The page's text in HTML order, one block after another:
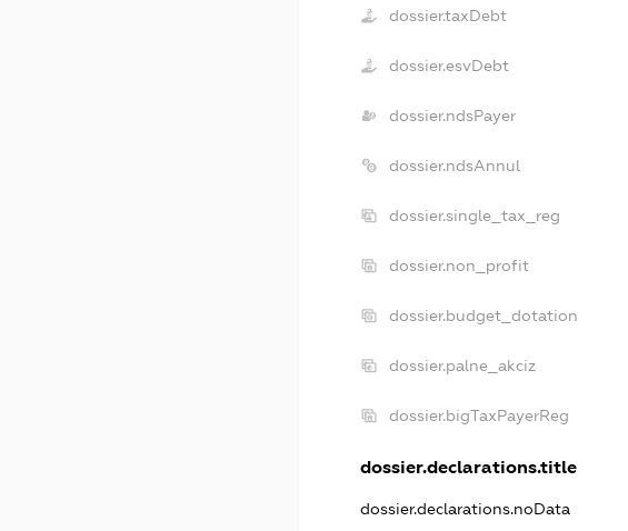
dossier.taxDebt
dossier.esvDebt
dossier.ndsPayer
dossier.ndsAnnul
dossier.single_tax_reg
dossier.non_profit
dossier.budget_dotation
dossier.palne_akciz
dossier.bigTaxPayerReg
dossier.declarations.title
dossier.declarations.noData